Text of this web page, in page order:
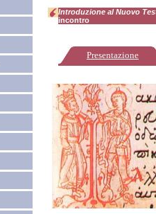
Introduzione al Nuovo
incontro
Presentazione